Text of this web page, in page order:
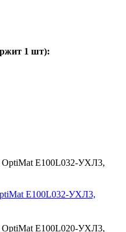
1 шт):
E100L032-УХЛ3,